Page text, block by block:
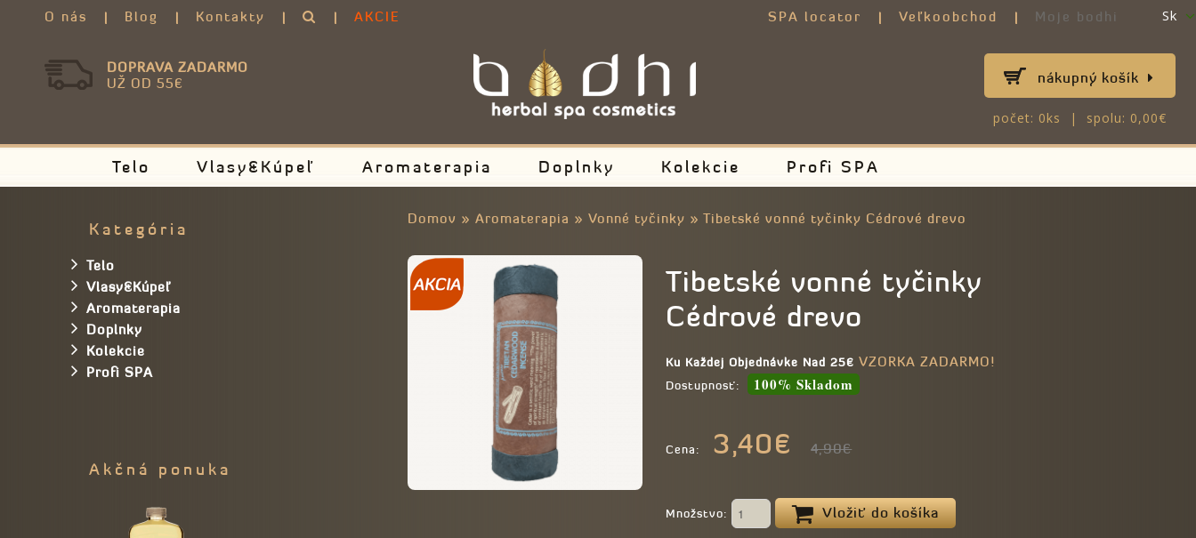
Sk
O nás Blog Kontakty AKCIE SPA locator Veľkoobchod Moje bodhi
DOPRAVA ZADARMO
UŽ OD 55€
nákupný košík
počet: 0ks | spolu: 0,00€
Telo Vlasy&Kúpeľ Aromaterapia Doplnky Kolekcie Profi SPA
Domov »Aromaterapia »Vonné tyčinky »Tibetské vonné tyčinky Cédrové drevo
Tibetské vonné tyčinky
Cédrové drevo
Ku Každej Objednávke Nad 25€VZORKA ZADARMO!
Dostupnosť: 100% Skladom
Cena: 3,40€ 4,90€
Množstvo: Vložiť do košíka
Kategória
Telo
Vlasy&Kúpeľ
Aromaterapia
Doplnky
Kolekcie
Profi SPA
Akčná ponuka